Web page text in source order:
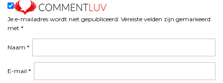
v
i
g
a
e
Je e-mailadres wordt niet gepubliceerd. Vereiste velden zijn gemarkeerd
met *
Naam *
E-mail *